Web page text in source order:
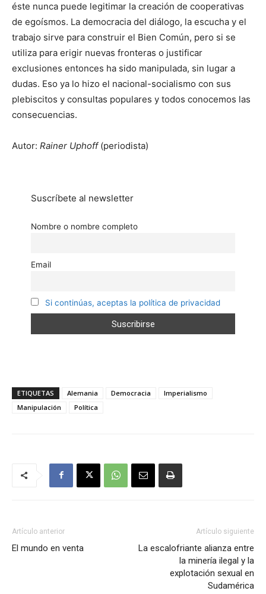
éste nunca puede legitimar la creación de cooperativas
de egoísmos. La democracia del diálogo, la escucha y el
trabajo sirve para construir el Bien Común, pero si se
utiliza para erigir nuevas fronteras o justificar
exclusiones entonces ha sido manipulada, sin lugar a
dudas. Eso ya lo hizo el nacional-socialismo con sus
plebiscitos y consultas populares y todos conocemos las
consecuencias.
Autor: Rainer Uphoff(periodista)
Suscríbete al newsletter
Nombre o nombre completo
Email
Si continúas, aceptas la política de privacidad
ETIQUETAS Alemania Democracia
Imperialismo
Manipulación
Política
Artículo anterior
El mundo en venta
Artículo siguiente
La escalofriante alianza entre
la minería ilegal y la
explotación sexual en
Sudamérica